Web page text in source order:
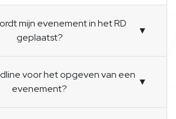
mijn evenement in het RD
geplaatst?
▼
voor het opgeven van een
evenement?
▼